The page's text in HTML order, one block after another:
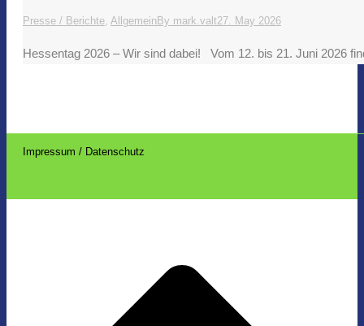
Presse / Berichte, AllgemeinBy mark.valt27. May 2026
Hessentag 2026 – Wir sind dabei! Vom 12. bis 21. Juni 2026
Impressum / Datenschutz